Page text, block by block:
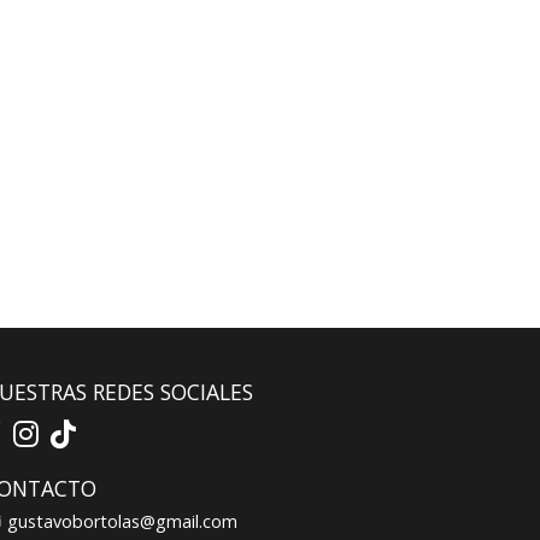
REDES SOCIALES
gustavobortolas@gmail.com